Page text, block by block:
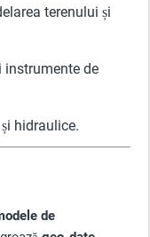
terenului și
instrumente de
hidraulice.
de